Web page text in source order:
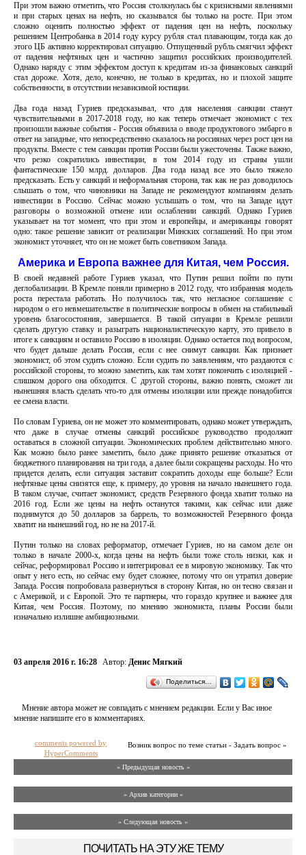
При этом важно отметить, что Россия столкнулась бы с кризисными явлениями
и при старых ценах на нефть, но сказывался бы только на росте. При этом
сложно оценить полностью эффект от падения цен на нефть, поскольку
решением Центробанка в 2014 году курсу рубля стал плавающим, тогда как до
этого ЦБ активно корректировал ситуацию. Отпущенный рубль смягчил эффект
от падения нефтяных цен и частично защитил российских производителей.
Однако наряду с этим эффектом доступ к кредитам из-за финансовых санкций
стал дороже. Хотя, дело, конечно, не только в кредитах, но и плохой защите
собственности, в отсутствии независимой юстиции.
Два года назад Гуриев предсказывал, что для населения санкции станут
чувствительными в 2017-2018 году, но как теперь отмечает экономист с тех
произошли важные события - Россия объявила о вводе продуктового эмбарго в
ответ на западные, что непосредственно сказалось на россиянах через рост цен на
продукты. Вместе с тем санкции против России были ужесточены. Также важно,
что резко сократились инвестиции, в том 2014 году из страны ушли
фантастические 150 млрд. долларов. Два года назад все это было тяжело
предсказать. Есть у санкций и неформальная сторона, так как не раз доводилось
слышать о том, что чиновники на Западе не рекомендуют компаниям делать
инвестиции в Россию. Сейчас можно услышать о том, что на Западе идут
разговоры о возможной отмене или ослаблении санкций. Однако Гуриев
указывает на тот момент, что при этом и европейцы, и американцы говорят
одно: такое решение зависит от реализации Минских соглашений. Но при этом
экономист уточняет, что он не может быть советником Запада.
Америка и Европа важнее для Китая, чем Россия.
В своей недавней работе Гуриев указал, что Путин решил пойти по пути
деглобализации. В Кремле поняли примерно в 2012 году, что избранная модель
роста перестала работать. Но получилось так, что негласное соглашение с
народом о его невмешательстве в политические вопросы в обмен на стабильный
уровень благосостояния, завершается. В такой ситуации в Кремле решили
сделать другую ставку и разыграть националистическую карту, это привело в
итоге к санкциям и оставило Россию в изоляции. Однако остается под вопросом,
что будет дальше делать Россия, если с нее снимут санкции. Как признает
экономист, об этом судить сложно. Если судить по заявлениям, что раздаются с
российской стороны, то можно заметить, как там хотят покончить с изоляцией -
слишком дорого она обходится. С другой стороны, важно понять, сможет ли
нынешняя власть сделать что-то для отмены изоляции или прежде понадобится
ее смена власти.
По словам Гуриева, он не может это комментировать, однако может утверждать,
что даже в случае отмены санкций российское руководство продолжит
оставаться в сложной ситуации. Экономических проблем действительно много.
Как можно было ранее заметить, было даже принято решение отказаться от
бюджетного планирования на три года, а далее были сокращены расходы. Но что
придется делать, если ситуация заставит сократить доходы еще больше? Если
нефтяные цены снизятся еще, к примеру, до уровня на начало нынешнего года.
В таком случае, считает экономист, средств Резервного фонда хватит только на
2016 год. Если же цены на нефть останутся такими, как сейчас или даже
поднимутся до 50 долларов за баррель, то возможностей Резервного фонда
хватит на нынешний год, но не на 2017-й.
Путин только на словах реформатор, отмечает Гуриев, но на самом деле он
только в начале 2000-х, когда цены на нефть были тоже столь низки, как и
сейчас, реформировал Россию и интегрировал ее в мировую экономику. Так что
опыт у него есть, но сейчас ему будет сложнее, потому что он утратил доверие
Запада. Россия попробовала развернуться в сторону Китая, но он тесно связан и
с Америкой, и с Европой. Это те партнеры, что гораздо крупнее и важнее для
Китая, чем Россия. Поэтому, по мнению экономиста, планы России были
изначально излишне амбициозными.
03 апреля 2016 г. 16:28 Автор: Денис Мягкий
Поделиться…
Мнение автора может не совпадать с мнением редакции. Если у Вас иное
мнение напишите его в комментариях.
Возник вопрос по теме статьи - Задать вопрос »
comments powered by
HyperComments
« Предыдущая новость «
» Архив категории «
» Следующая новость »
ПОЧИТАТЬ НА ЭТУ ЖЕ ТЕМУ